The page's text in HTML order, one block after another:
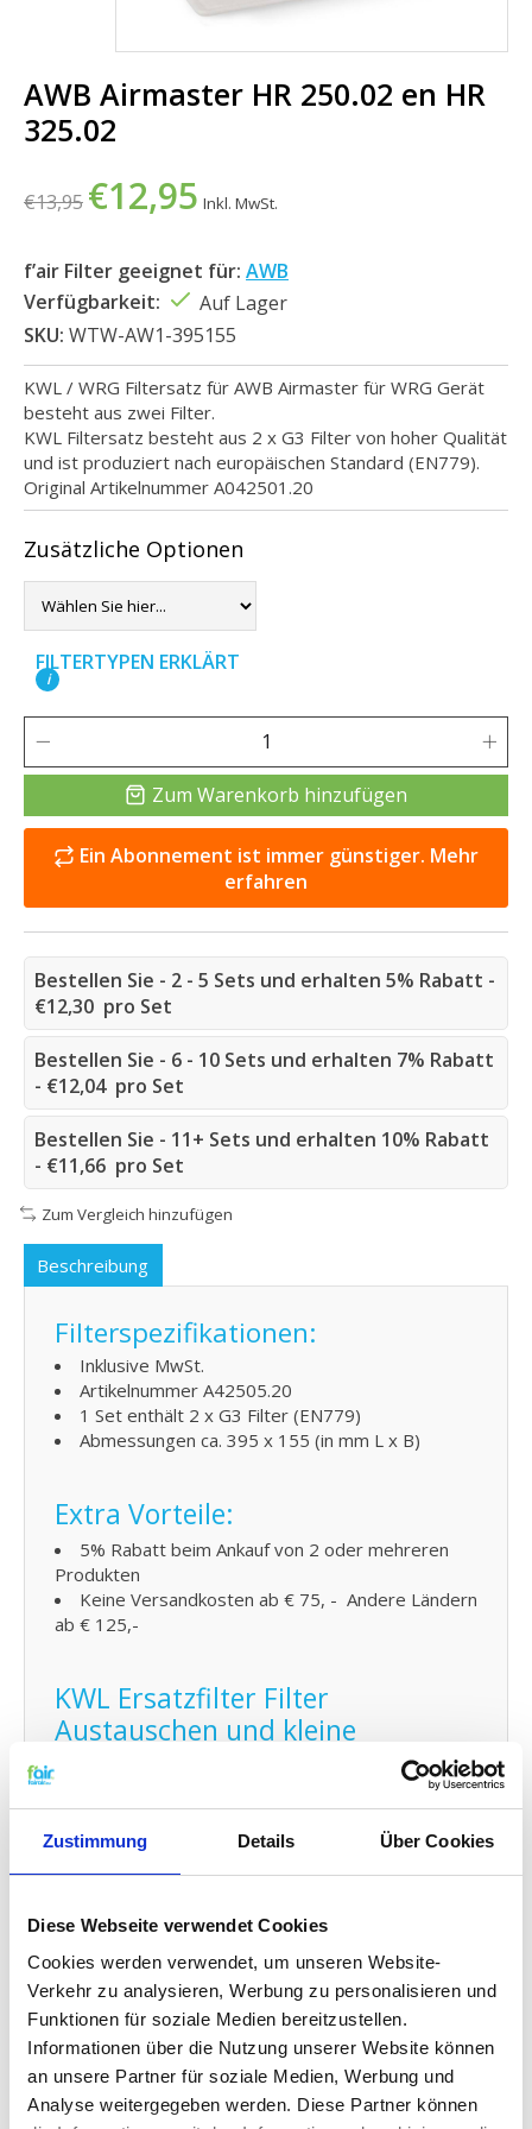
Zustimmung Details Über Cookies
Diese Webseite verwendet Cookies
Cookies werden verwendet, um unseren Website-
Verkehr zu analysieren, Werbung zu personalisieren und
Funktionen für soziale Medien bereitzustellen.
Informationen über die Nutzung unserer Website können
an unsere Partner für soziale Medien, Werbung und
Analyse weitergegeben werden. Diese Partner können
AWB Airmaster HR 250.02 en HR
325.02
€13,95 €12,95 Inkl. MwSt.
f’air Filter geeignet für: AWB
Verfügbarkeit:
Auf Lager
SKU: WTW-AW1-395155
KWL / WRG Filtersatz für AWB Airmaster für WRG Gerät
besteht aus zwei Filter.
KWL Filtersatz besteht aus 2 x G3 Filter von hoher Qualität
und ist produziert nach europäischen Standard (EN779).
Original Artikelnummer A042501.20
Zusätzliche Optionen
FILTERTYPEN ERKLÄRT
i
Zum Warenkorb hinzufügen
Ein Abonnement ist immer günstiger. Mehr
erfahren
Bestellen Sie - 2 - 5 Sets und erhalten 5% Rabatt -
€12,30 pro Set
Bestellen Sie - 6 - 10 Sets und erhalten 7% Rabatt
- €12,04 pro Set
Bestellen Sie - 11+ Sets und erhalten 10% Rabatt
- €11,66 pro Set
Zum Vergleich hinzufügen
Beschreibung
Filterspezifikationen:
Inklusive MwSt.
Artikelnummer A42505.20
1 Set enthält 2 x G3 Filter (EN779)
Abmessungen ca. 395 x 155 (in mm L x B)
Extra Vorteile:
5% Rabatt beim Ankauf von 2 oder mehreren
Produkten
Keine Versandkosten ab € 75, - Andere Ländern
ab € 125,-
KWL Ersatzfilter Filter
Austauschen und kleine
Den Filter von fairair für den AWB Airmaster HR
selber austauschen und den neuen Filter in Ihr
kontrollierte Wohnraumlüftung (KWL) Element
unsereGebrauchsanleitungfür den Austausch Ihres
kleineWartungen selber durchführenindem Sie Ihr
System zwischendurch mit Probiotika reinigen.
G4 Qualität zu einem G3 Preis:
f'air G3 Filter haben eine Auffangkapazität von 92%.